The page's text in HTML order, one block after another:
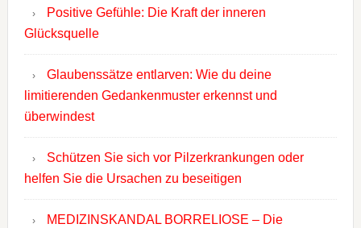
Positive Gefühle: Die Kraft der inneren
Glücksquelle
Glaubenssätze entlarven: Wie du deine
limitierenden Gedankenmuster erkennst und
überwindest
Schützen Sie sich vor Pilzerkrankungen oder
helfen Sie die Ursachen zu beseitigen
MEDIZINSKANDAL BORRELIOSE – Die